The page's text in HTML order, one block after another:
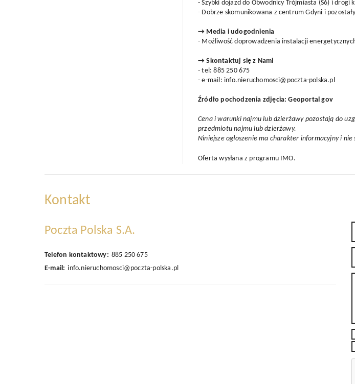
- Szybki dojazd do Obwodnicy Trójmiasta (S6) i drogi
- Dobrze skomunikowana z centrum Gdyni i
→ Media i udogodnienia
- Możliwość doprowadzenia instalacji
→ Skontaktuj się z Nami
- tel: 885 250 675
- e-mail: info.nieruchomosci@poczta-polska.pl
Źródło pochodzenia zdjęcia: Geoportal gov
Cena i warunki najmu lub dzierżawy pozostają do
przedmiotu najmu lub dzierżawy.
Niniejsze ogłoszenie ma charakter informacyjny i
Oferta wysłana z programu IMO.
Kontakt
Poczta Polska S.A.
Telefon kontaktowy: 885 250 675
E-mail: info.nieruchomosci@poczta-polska.pl